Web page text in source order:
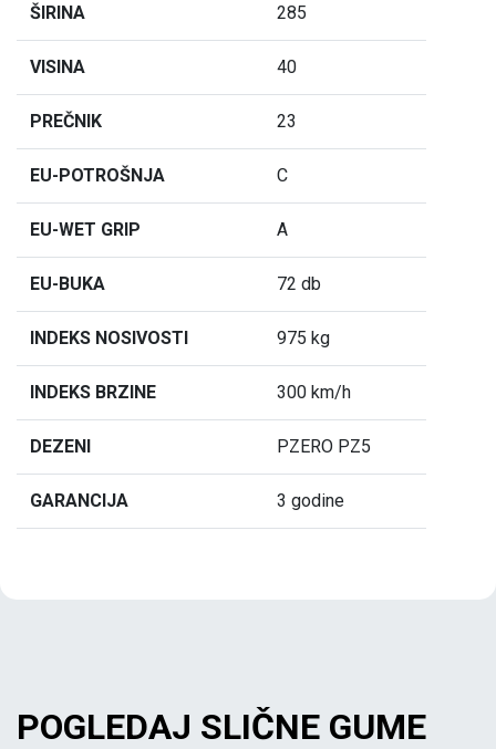
ŠIRINA 285
VISINA 40
PREČNIK 23
EU-POTROŠNJA C
EU-WET GRIP A
EU-BUKA 72 db
INDEKS NOSIVOSTI 975 kg
INDEKS BRZINE 300 km/h
DEZENI PZERO PZ5
GARANCIJA 3 godine
POGLEDAJ SLIČNE GUME